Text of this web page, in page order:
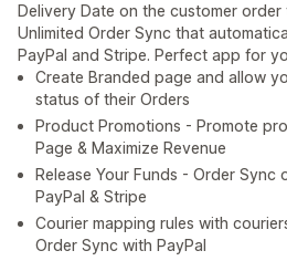
Delivery Date on the customer
Unlimited Order Sync that
PayPal and Stripe. Perfect app for
Create Branded page and allow
status of their Orders
Product Promotions - Promote
Page & Maximize Revenue
Release Your Funds - Order
PayPal & Stripe
Courier mapping rules with
Order Sync with PayPal